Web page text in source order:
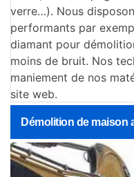
verre…). Nous
performants par
diamant pour
moins de bruit. Nos
maniement de nos
site web.
Démolition de maison